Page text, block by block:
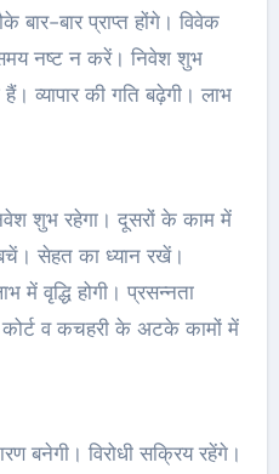
बार प्राप्त होंगे। विवेक
नष्ट न करें। निवेश शुभ
व्यापार की गति बढ़ेगी। लाभ
शुभ रहेगा। दूसरों के काम में
सेहत का ध्यान रखें।
में वृद्धि होगी। प्रसन्नता
कोर्ट व कचहरी के अटके कामों में
बनेगी। विरोधी सक्रिय रहेंगे।